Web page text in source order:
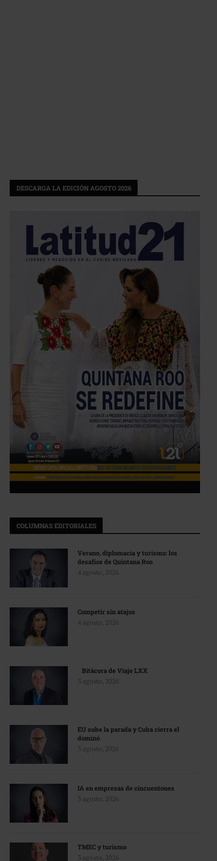
DESCARGA LA EDICIÓN AGOSTO 2026
COLUMNAS EDITORIALES
Verano, diplomacia y turismo: los
desafíos de Quintana Roo
4 agosto, 2026
Competir sin atajos
4 agosto, 2026
Bitácora de Viaje LXX
3 agosto, 2026
EU sube la parada y Cuba cierra el
dominó
3 agosto, 2026
IA en empresas de cincuentones
3 agosto, 2026
TMEC y turismo
3 agosto, 2026